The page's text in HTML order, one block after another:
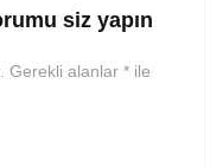
siz yapın
Gerekli alanlar * ile